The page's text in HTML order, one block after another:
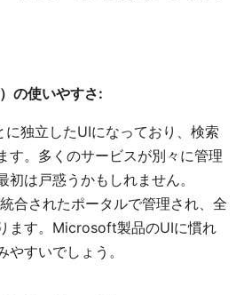
の使いやすさ:
に独立したUIになっており、検索
す。多くのサービスが別々に管理
初は戸惑うかもしれません。
合されたポータルで管理され、全
ます。Microsoft製品のUIに慣れ
やすいでしょう。